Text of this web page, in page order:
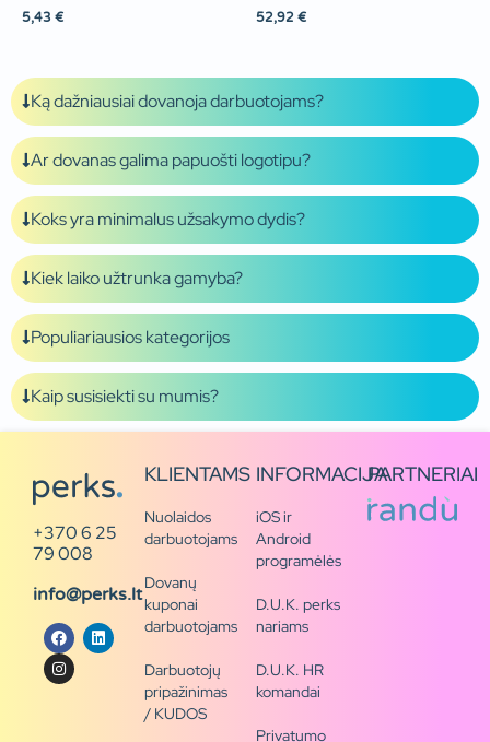
5,43 € 52,92 €
Ką dažniausiai dovanoja darbuotojams?
Ar dovanas galima papuošti logotipu?
Koks yra minimalus užsakymo dydis?
Kiek laiko užtrunka gamyba?
Populiariausios kategorijos
Kaip susisiekti su mumis?
+370 6 25
79 008
info@perks.lt
KLIENTAMS
Nuolaidos
darbuotojams
Dovanų
kuponai
darbuotojams
Darbuotojų
pripažinimas
/ KUDOS
INFORMACIJA
iOS ir
Android
programėlės
D.U.K. perks
nariams
D.U.K. HR
komandai
Privatumo
PARTNERIAI